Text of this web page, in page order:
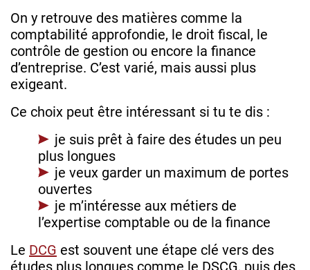
On y retrouve des matières comme la
comptabilité approfondie, le droit fiscal, le
contrôle de gestion ou encore la finance
d’entreprise. C’est varié, mais aussi plus
exigeant.
Ce choix peut être intéressant si tu te dis :
je suis prêt à faire des études un peu
plus longues
je veux garder un maximum de portes
ouvertes
je m’intéresse aux métiers de
l’expertise comptable ou de la finance
Le DCG est souvent une étape clé vers des
études plus longues comme le DSCG, puis des